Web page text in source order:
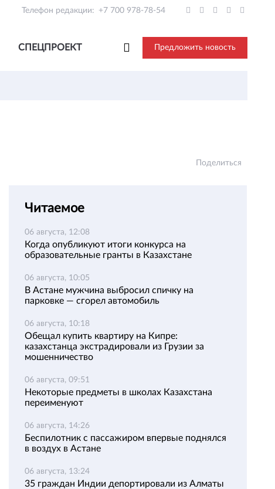
Телефон редакции: +7 700 978-78-54
СПЕЦПРОЕКТ Предложить новость
Поделиться
Читаемое
06 августа, 12:08
Когда опубликуют итоги конкурса на
образовательные гранты в Казахстане
06 августа, 10:05
В Астане мужчина выбросил спичку на
парковке — сгорел автомобиль
06 августа, 10:18
Обещал купить квартиру на Кипре:
казахстанца экстрадировали из Грузии за
мошенничество
06 августа, 09:51
Некоторые предметы в школах Казахстана
переименуют
06 августа, 14:26
Беспилотник с пассажиром впервые поднялся
в воздух в Астане
06 августа, 13:24
35 граждан Индии депортировали из Алматы